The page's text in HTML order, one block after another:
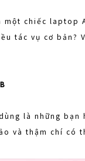
chiếc laptop
tác vụ cơ bản?
là những
và thậm chí có